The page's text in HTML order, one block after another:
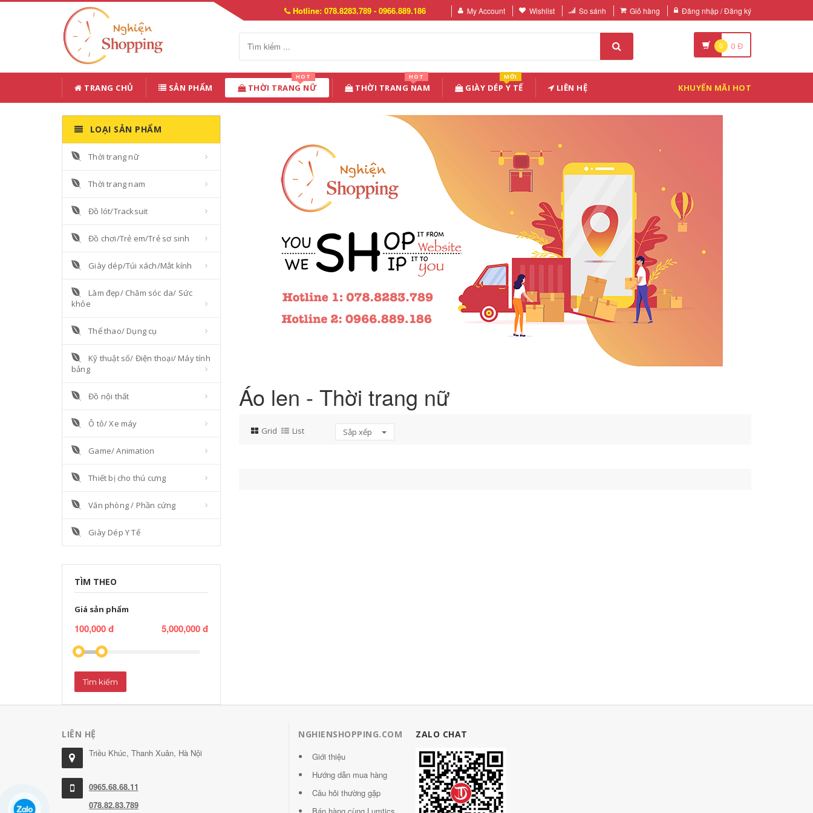
Hotline: 078.8283.789 - 0966.889.186 My Account Wishlist So sánh Giỏ hàng Đăng nhập / Đăng ký
0 0 Đ
TRANG CHỦ SẢN PHẨM THỜI TRANG NỮ
HOT
THỜI TRANG NAM
HOT
GIÀY DÉP Y TẾ
MỚI
LIÊN HỆ KHUYẾN MÃI HOT
LOẠI SẢN PHẨM
Thời trang nữ
Thời trang nam
Đồ lót/Tracksuit
Đồ chơi/Trẻ em/Trẻ sơ sinh
Giày dép/Túi xách/Mắt kính
Làm đẹp/ Chăm sóc da/ Sức
khỏe
Thể thao/ Dụng cụ
Kỹ thuật số/ Điện thoại/ Máy tính
bảng
Đồ nội thất
Ô tô/ Xe máy
Game/ Animation
Thiết bị cho thú cưng
Văn phòng / Phần cứng
Giày Dép Y Tế
TÌM THEO
Giá sản phẩm
100,000 đ 5,000,000 đ
Tìm kiếm
Áo len - Thời trang nữ
Grid List Sắp xếp
LIÊN HỆ
Triều Khúc, Thanh Xuân, Hà Nội
0965.68.68.11
078.82.83.789
NGHIENSHOPPING.COM
Giới thiệu
Hướng dẫn mua hàng
Câu hỏi thường gặp
ZALO CHAT